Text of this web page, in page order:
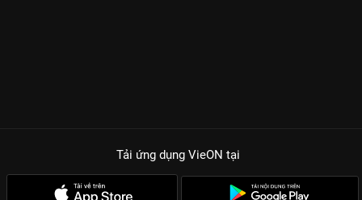
Tải ứng dụng VieON tại